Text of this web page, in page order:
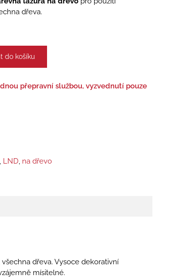
dřeva.
do košíku
přepravní službou, vyzvednutí pouze
LND na dřevo
dřeva. Vysoce dekorativní
mísitelné.